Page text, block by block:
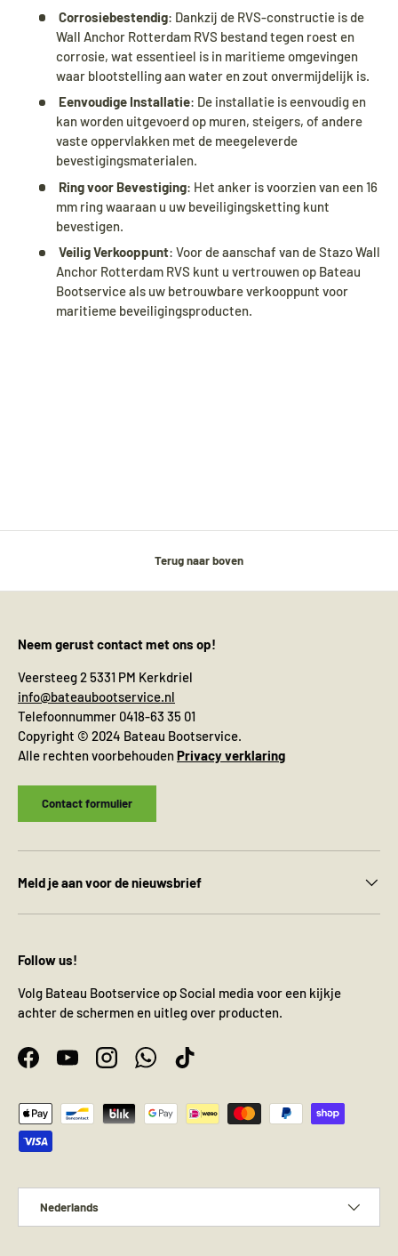
Corrosiebestendig: Dankzij de RVS-constructie is de
Wall Anchor Rotterdam RVS bestand tegen roest en
corrosie, wat essentieel is in maritieme omgevingen
waar blootstelling aan water en zout onvermijdelijk is.
Eenvoudige Installatie: De installatie is eenvoudig en
kan worden uitgevoerd op muren, steigers, of andere
vaste oppervlakken met de meegeleverde
bevestigingsmaterialen.
Ring voor Bevestiging: Het anker is voorzien van een 16
mm ring waaraan u uw beveiligingsketting kunt
bevestigen.
Veilig Verkooppunt: Voor de aanschaf van de Stazo Wall
Anchor Rotterdam RVS kunt u vertrouwen op Bateau
Bootservice als uw betrouwbare verkooppunt voor
maritieme beveiligingsproducten.
Terug naar boven
Neem gerust contact met ons op!
Veersteeg 2 5331 PM Kerkdriel
info@bateaubootservice.nl
Telefoonnummer 0418-63 35 01
Copyright © 2024 Bateau Bootservice.
Alle rechten voorbehoudenPrivacy verklaring
Contact formulier
Meld je aan voor de nieuwsbrief
Follow us!
Volg Bateau Bootservice op Social media voor een kijkje
achter de schermen en uitleg over producten.
FacebookYouTubeInstagramWhatsAppTikTok
Geaccepteerde betaalmethoden
Nederlands